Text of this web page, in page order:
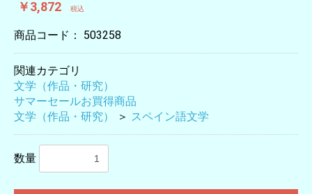
￥3,872 税込
商品コード： 503258
関連カテゴリ
文学（作品・研究）
サマーセールお買得商品
文学（作品・研究）
＞ スペイン語文学
数量